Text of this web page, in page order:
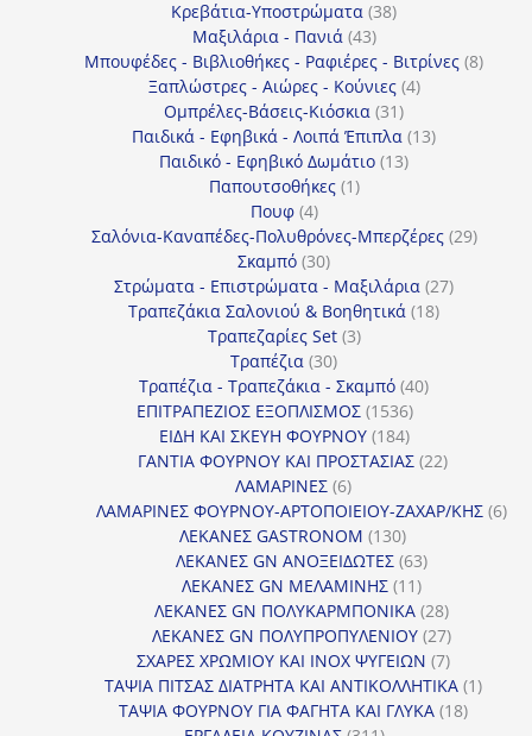
Κρεβάτια-Υποστρώματα 3838
Μαξιλάρια - Πανιά 4343
προϊόντα
Μπουφέδες - Βιβλιοθήκες - Ραφιέρες - Βιτρίνες 88
Ξαπλώστρες - Αιώρες - Κούνιες 44
Ομπρέλες-Βάσεις-Κιόσκια 3131
προϊόντα
Παιδικά - Εφηβικά - Λοιπά Έπιπλα 1313
Παιδικό - Εφηβικό Δωμάτιο 1313
Παπουτσοθήκες 11
Πουφ 44
προϊόντα
Σαλόνια-Καναπέδες-Πολυθρόνες-Μπερζέρες 2929
Σκαμπό 3030
προϊόντα
Στρώματα - Επιστρώματα - Μαξιλάρια 2727
Τραπεζάκια Σαλονιού & Βοηθητικά 1818
Τραπεζαρίες Set 33
Τραπέζια 3030
προϊόντα
Τραπέζια - Τραπεζάκια - Σκαμπό 4040
ΕΠΙΤΡΑΠΕΖΙΟΣ ΕΞΟΠΛΙΣΜΟΣ 15361536
προϊόντα
ΕΙΔΗ ΚΑΙ ΣΚΕΥΗ ΦΟΥΡΝΟΥ 184184
προϊόντα
ΓΑΝΤΙΑ ΦΟΥΡΝΟΥ ΚΑΙ ΠΡΟΣΤΑΣΙΑΣ 2222
ΛΑΜΑΡΙΝΕΣ 66
προϊόντα
ΛΑΜΑΡΙΝΕΣ ΦΟΥΡΝΟΥ-ΑΡΤΟΠΟΙΕΙΟΥ-ΖΑΧΑΡ/ΚΗΣ 66
ΛΕΚΑΝΕΣ GASTRONOM 130130
προϊόντα
ΛΕΚΑΝΕΣ GN ΑΝΟΞΕΙΔΩΤΕΣ 6363
ΛΕΚΑΝΕΣ GN ΜΕΛΑΜΙΝΗΣ 1111
προϊόντα
ΛΕΚΑΝΕΣ GN ΠΟΛΥΚΑΡΜΠΟΝΙΚΑ 2828
προϊόντα
ΛΕΚΑΝΕΣ GN ΠΟΛΥΠΡΟΠΥΛΕΝΙΟΥ 2727
προϊόντα
ΣΧΑΡΕΣ ΧΡΩΜΙΟΥ ΚΑΙ INOX ΨΥΓΕΙΩΝ 77
προϊόντα
ΤΑΨΙΑ ΠΙΤΣΑΣ ΔΙΑΤΡΗΤΑ ΚΑΙ ΑΝΤΙΚΟΛΛΗΤΙΚΑ 11
ΤΑΨΙΑ ΦΟΥΡΝΟΥ ΓΙΑ ΦΑΓΗΤΑ ΚΑΙ ΓΛΥΚΑ 1818